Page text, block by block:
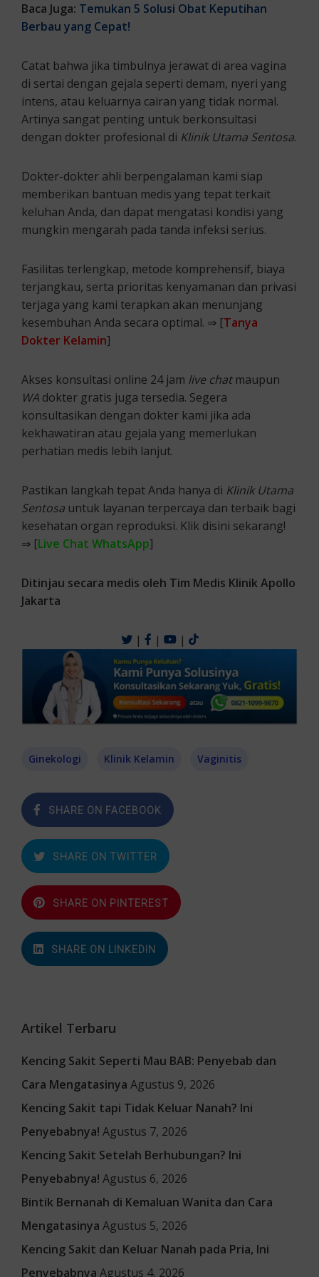
Baca Juga: Temukan 5 Solusi Obat Keputihan
Berbau yang Cepat!
Catat bahwa jika timbulnya jerawat di area vagina
di sertai dengan gejala seperti demam, nyeri yang
intens, atau keluarnya cairan yang tidak normal.
Artinya sangat penting untuk berkonsultasi
dengan dokter profesional di Klinik Utama Sentosa.
Dokter-dokter ahli berpengalaman kami siap
memberikan bantuan medis yang tepat terkait
keluhan Anda, dan dapat mengatasi kondisi yang
mungkin mengarah pada tanda infeksi serius.
Fasilitas terlengkap, metode komprehensif, biaya
terjangkau, serta prioritas kenyamanan dan privasi
terjaga yang kami terapkan akan menunjang
kesembuhan Anda secara optimal. ⇒ [Tanya
Dokter Kelamin]
Akses konsultasi online 24 jam live chatmaupun
WA dokter gratis juga tersedia. Segera
konsultasikan dengan dokter kami jika ada
kekhawatiran atau gejala yang memerlukan
perhatian medis lebih lanjut.
Pastikan langkah tepat Anda hanya di Klinik Utama
Sentosa untuk layanan terpercaya dan terbaik bagi
kesehatan organ reproduksi. Klik disini sekarang!
⇒ [Live Chat WhatsApp]
Ditinjau secara medis oleh Tim Medis Klinik Apollo
Jakarta
| | |
Ginekologi Klinik Kelamin Vaginitis
SHARE ON FACEBOOK
SHARE ON TWITTER
SHARE ON PINTEREST
SHARE ON LINKEDIN
Artikel Terbaru
Kencing Sakit Seperti Mau BAB: Penyebab dan
Cara Mengatasinya Agustus 9, 2026
Kencing Sakit tapi Tidak Keluar Nanah? Ini
Penyebabnya! Agustus 7, 2026
Kencing Sakit Setelah Berhubungan? Ini
Penyebabnya! Agustus 6, 2026
Bintik Bernanah di Kemaluan Wanita dan Cara
Mengatasinya Agustus 5, 2026
Kencing Sakit dan Keluar Nanah pada Pria, Ini
Penyebabnya Agustus 4, 2026